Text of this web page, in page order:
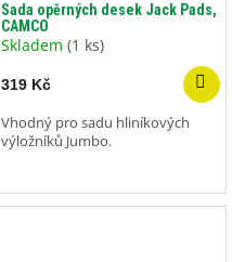
Sada opěrných desek Jack Pads,
CAMCO
Skladem (1 ks)
319 Kč
Vhodný pro sadu hliníkových
výložníků Jumbo.